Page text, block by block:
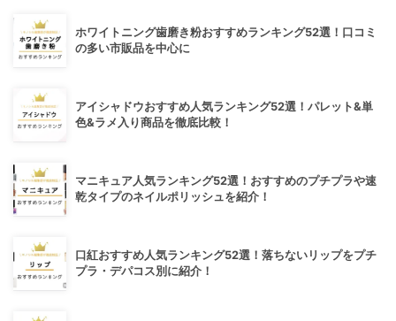
ホワイトニング歯磨き粉おすすめランキング52選！口コミ
の多い市販品を中心に
アイシャドウおすすめ人気ランキング52選！パレット&単
色&ラメ入り商品を徹底比較！
マニキュア人気ランキング52選！おすすめのプチプラや速
乾タイプのネイルポリッシュを紹介！
口紅おすすめ人気ランキング52選！落ちないリップをプチ
プラ・デパコス別に紹介！